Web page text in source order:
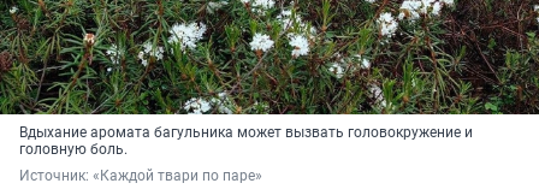
Вдыхание аромата багульника может вызвать головокружение и
головную боль.
Источник: «Каждой твари по паре»